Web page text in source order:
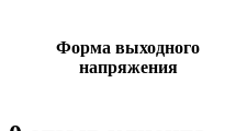
Форма выходного
напряжения